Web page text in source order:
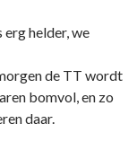
helder, we
de TT wordt
bomvol, en zo
daar.